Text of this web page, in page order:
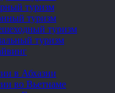
туризм
туризм
туризм
туризм
в Абхазии
во Вьетнаме